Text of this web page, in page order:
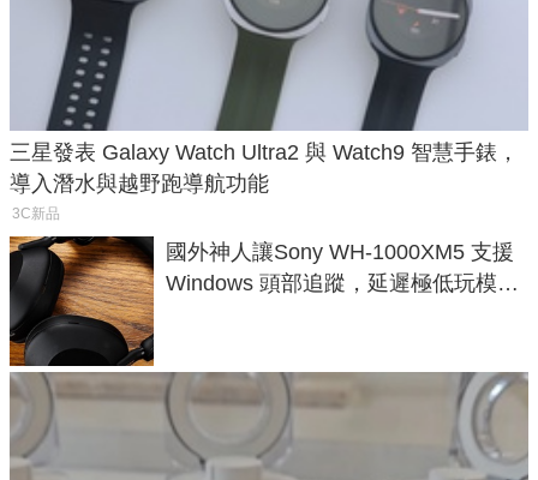
三星發表 Galaxy Watch Ultra2 與 Watch9 智慧手錶，
導入潛水與越野跑導航功能
3C新品
國外神人讓Sony WH-1000XM5 支援
Windows 頭部追蹤，延遲極低玩模擬